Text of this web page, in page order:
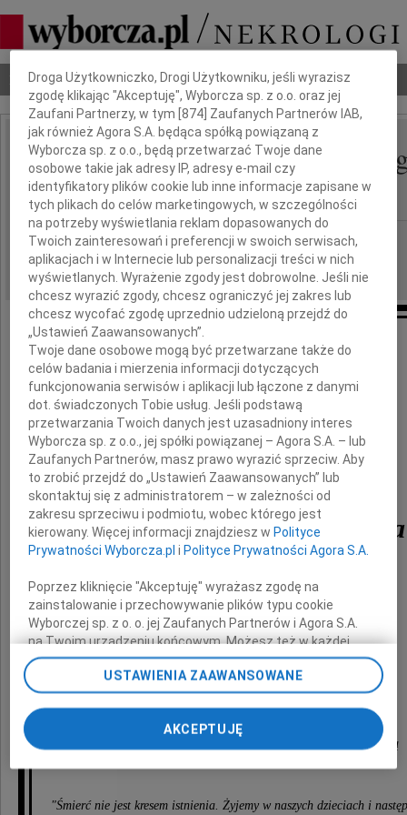
Nekrologi Odeszli Poradnik pogrzebowy
IMIĘ I NAZWISKO:
Izabella Maria Teresa
Hertig
REGION: Poznań
DATA EMISJI: 28.11.2015
26 listopada 2015 roku
opatrzona Sakramentami Świętymi
odeszła nasza Babcia i Prababcia
Izabella Maria Teresa
z domu Tołwińska
Anna Tołwińska - Czernecka z Mężem i Córką
"Śmierć nie jest kresem istnienia. Żyjemy w naszych dzieciach i
Dbamy o Twoją prywatność
Droga Użytkowniczko, Drogi Użytkowniku, jeśli wyrazisz
zgodę klikając "Akceptuję", Wyborcza sp. z o.o. oraz jej
Zaufani Partnerzy, w tym [874 ] Zaufanych Partnerów IAB,
jak również Agora S.A. będąca spółką powiązaną z
Wyborcza sp. z o.o., będą przetwarzać Twoje dane
osobowe takie jak adresy IP, adresy e-mail czy
identyfikatory plików cookie lub inne informacje zapisane w
tych plikach do celów marketingowych, w szczególności
na potrzeby wyświetlania reklam dopasowanych do
Twoich zainteresowań i preferencji w swoich serwisach,
aplikacjach i w Internecie lub personalizacji treści w nich
wyświetlanych. Wyrażenie zgody jest dobrowolne. Jeśli nie
chcesz wyrazić zgody, chcesz ograniczyć jej zakres lub
chcesz wycofać zgodę uprzednio udzieloną przejdź do
„Ustawień Zaawansowanych”.
Twoje dane osobowe mogą być przetwarzane także do
celów badania i mierzenia informacji dotyczących
funkcjonowania serwisów i aplikacji lub łączone z danymi
dot. świadczonych Tobie usług. Jeśli podstawą
przetwarzania Twoich danych jest uzasadniony interes
Wyborcza sp. z o.o., jej spółki powiązanej – Agora S.A. – lub
Zaufanych Partnerów, masz prawo wyrazić sprzeciw. Aby
to zrobić przejdź do „Ustawień Zaawansowanych” lub
skontaktuj się z administratorem – w zależności od
zakresu sprzeciwu i podmiotu, wobec którego jest
kierowany. Więcej informacji znajdziesz w Polityce
Prywatności Wyborcza.pl i Polityce Prywatności Agora S.A.
Poprzez kliknięcie "Akceptuję" wyrażasz zgodę na
zainstalowanie i przechowywanie plików typu cookie
Wyborczej sp. z o. o. jej Zaufanych Partnerów i Agora S.A.
na Twoim urządzeniu końcowym. Możesz też w każdej
chwili zmienić swoje preferencje dot. plików cookie,
ponownie wywołując narzędzie do zarządzania Twoimi
preferencjami dot. przetwarzania danych poprzez
odnośnik „Ustawienia prywatności” w stopce serwisu i
przechodząc do sekcji „Ustawienia zaawansowane”.
Zmiana ustawień plików cookie możliwa jest także za
pomocą ustawień przeglądarki.
My, nasi Zaufani Partnerzy i Agora S.A. możemy
USTAWIENIA ZAAWANSOWANE
AKCEPTUJĘ